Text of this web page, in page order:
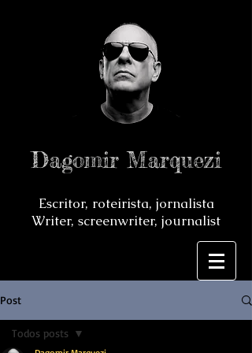
Dagomir Marquezi
Escritor, roteirista, jornalista
Writer, screenwriter, journalist
Post
Todos posts